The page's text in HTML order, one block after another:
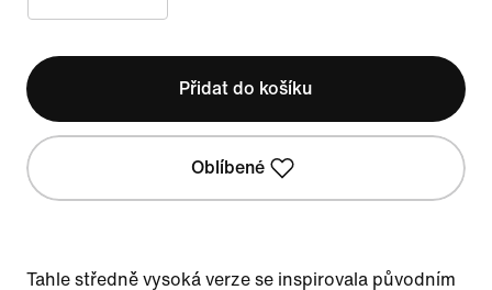
Přidat do košíku
Oblíbené
Tahle středně vysoká verze se inspirovala původním